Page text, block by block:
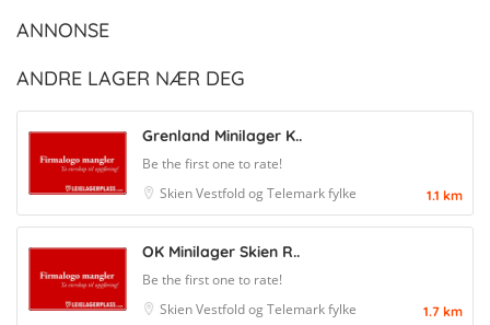
ANNONSE
ANDRE LAGER NÆR DEG
Grenland Minilager K..
Be the first one to rate!
SkienVestfold og Telemark fylke 1.1 km
OK Minilager Skien R..
Be the first one to rate!
SkienVestfold og Telemark fylke 1.7 km